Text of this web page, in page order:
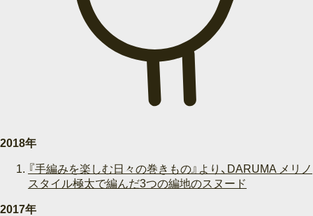
2018年
『手編みを楽しむ日々の巻きもの』より、DARUMA メリノ
スタイル極太で編んだ3つの編地のスヌード
2017年